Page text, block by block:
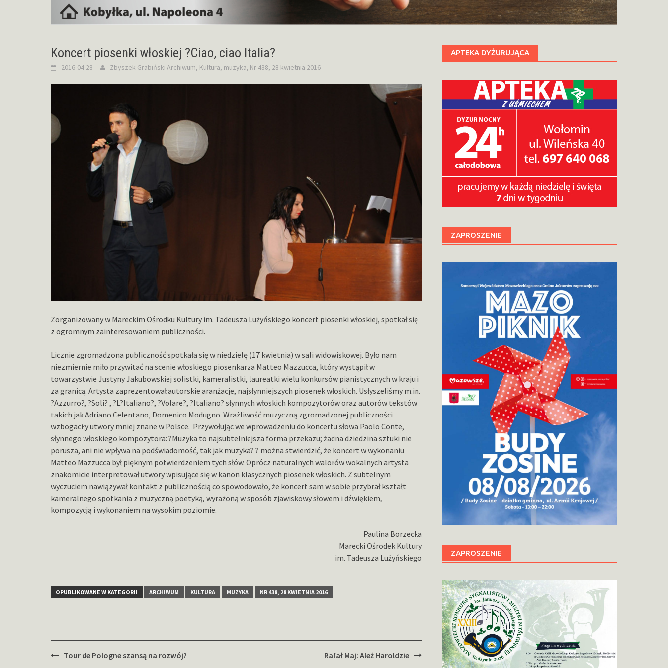
Koncert piosenki włoskiej ?Ciao, ciao Italia?
2016-04-28 Zbyszek Grabiński Archiwum, Kultura, muzyka, Nr 438, 28 kwietnia 2016
Zorganizowany w Mareckim Ośrodku Kultury im. Tadeusza Lużyńskiego koncert piosenki włoskiej, spotkał się
z ogromnym zainteresowaniem publiczności.
Licznie zgromadzona publiczność spotkała się w niedzielę (17 kwietnia) w sali widowiskowej. Było nam
niezmiernie miło przywitać na scenie włoskiego piosenkarza Matteo Mazzucca, który wystąpił w
towarzystwie Justyny Jakubowskiej solistki, kameralistki, laureatki wielu konkursów pianistycznych w kraju i
za granicą. Artysta zaprezentował autorskie aranżacje, najsłynniejszych piosenek włoskich. Usłyszeliśmy m.in.
?Azzurro?, ?Soli? , ?L?Italiano?, ?Volare?, ?Italiano? słynnych włoskich kompozytorów oraz autorów tekstów
takich jak Adriano Celentano, Domenico Modugno. Wrażliwość muzyczną zgromadzonej publiczności
wzbogaciły utwory mniej znane w Polsce. Przywołując we wprowadzeniu do koncertu słowa Paolo Conte,
słynnego włoskiego kompozytora: ?Muzyka to najsubtelniejsza forma przekazu; żadna dziedzina sztuki nie
porusza, ani nie wpływa na podświadomość, tak jak muzyka? ? można stwierdzić, że koncert w wykonaniu
Matteo Mazzucca był pięknym potwierdzeniem tych słów. Oprócz naturalnych walorów wokalnych artysta
znakomicie interpretował utwory wpisujące się w kanon klasycznych piosenek włoskich. Z subtelnym
wyczuciem nawiązywał kontakt z publicznością co spowodowało, że koncert sam w sobie przybrał kształt
kameralnego spotkania z muzyczną poetyką, wyrażoną w sposób zjawiskowy słowem i dźwiękiem,
kompozycją i wykonaniem na wysokim poziomie.
Paulina Borzecka
Marecki Ośrodek Kultury
im. Tadeusza Lużyńskiego
OPUBLIKOWANE W KATEGORII ARCHIWUM KULTURA MUZYKA NR 438, 28 KWIETNIA 2016
Zobacz
Tour de Pologne szansą na rozwój? Rafał Maj: Ależ Haroldzie
APTEKA DYŻURUJĄCA
ZAPROSZENIE
ZAPROSZENIE